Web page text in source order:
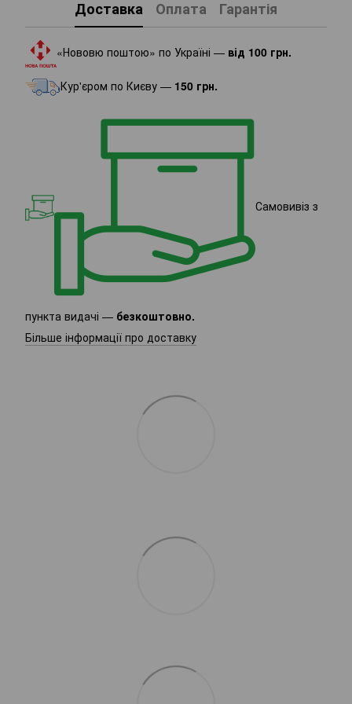
Доставка Оплата Гарантія
«Нововю поштою» по Україні — від 100 грн.
Кур'єром по Києву — 150 грн.
Самовивіз з
пункта видачі — безкоштовно.
Більше інформації про доставку